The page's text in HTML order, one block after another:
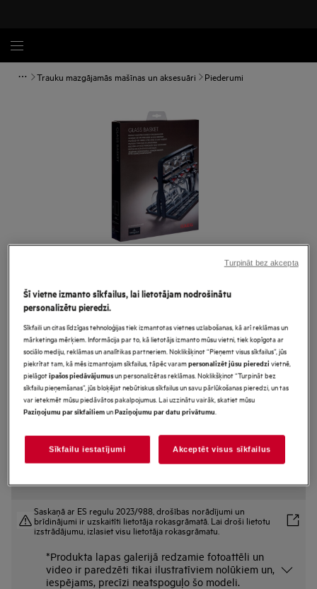
Trauku mazgājamās mašīnas un aksesuāri Piederumi
A9SZGB01
Glāžu statīvs
Priekšrocības
Jaunajā AEG stiklam paredzētajā grozā var droši un ar pārliecību ievietot
pat pašas trauslākās glāzes mazgāšanai trauku mašīnā.
klāstu
Saudzīgi, taču stingri satver līdz 8 glāzēm uz kājiņas
Saskaņā ar ES regulu 2023/988, drošības norādījumi un
brīdinājumi ir uzskaitīti lietotāja rokasgrāmatā. Lai droši lietotu
izstrādājumu, izlasiet visu lietotāja rokasgrāmatu.
*Produkta lapas galerijā redzamie fotoattēli un
video ir paredzēti tikai ilustratīviem nolūkiem un,
iespējams, precīzi neatspoguļo šo modeli.
Šī vietne izmanto sīkfailus, lai lietotājam nodrošinātu
personalizētu pieredzi.
Sīkfaili un citas līdzīgas tehnoloģijas tiek izmantotas vietnes uzlabošanas, kā arī reklāmas un
mārketinga mērķiem. Informācija par to, kā lietotājs izmanto mūsu vietni, tiek kopīgota ar
sociālo mediju, reklāmas un analītikas partneriem. Noklikšķinot “Pieņemt visus sīkfailus”, jūs
piekrītat tam, kā mēs izmantojam sīkfailus, tāpēc varampersonalizēt jūsu pieredzivietnē,
pielāgotīpašos piedāvājumusun personalizētas reklāmas. Noklikšķinot “Turpināt bez
sīkfailu pieņemšanas”, jūs bloķējat nebūtiskus sīkfailus un savu pārlūkošanas pieredzi, un tas
var ietekmēt mūsu piedāvātos pakalpojumus. Lai uzzinātu vairāk, skatiet mūsu
Paziņojumu par sīkfailiemunPaziņojumu par datu privātumu.
Sīkfailu iestatījumi Akceptēt visus sīkfailus
Turpināt bez akcepta